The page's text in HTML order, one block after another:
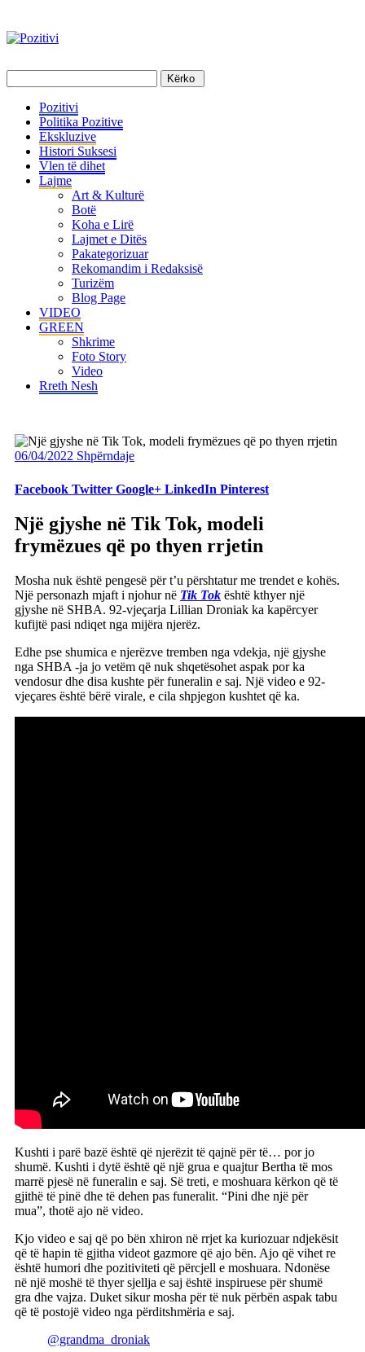
Pozitivi
Politika Pozitive
Ekskluzive
Histori Suksesi
Vlen të dihet
Lajme
Art & Kulturë
Botë
Koha e Lirë
Lajmet e Ditës
Pakategorizuar
Rekomandim i Redaksisë
Turizëm
Blog Page
VIDEO
GREEN
Shkrime
Foto Story
Video
Rreth Nesh
06/04/2022 Shpërndaje
Facebook Twitter Google+ LinkedIn Pinterest
Një gjyshe në Tik Tok, modeli
frymëzues që po thyen rrjetin
Mosha nuk është pengesë për t’u përshtatur me trendet e kohës.
Një personazh mjaft i njohur në Tik Tok është kthyer një
gjyshe në SHBA. 92-vjeçarja Lillian Droniak ka kapërcyer
kufijtë pasi ndiqet nga mijëra njerëz.
Edhe pse shumica e njerëzve tremben nga vdekja, një gjyshe
nga SHBA -ja jo vetëm që nuk shqetësohet aspak por ka
vendosur dhe disa kushte për funeralin e saj. Një video e 92-
vjeçares është bërë virale, e cila shpjegon kushtet që ka.
Kushti i parë bazë është që njerëzit të qajnë për të… por jo
shumë. Kushti i dytë është që një grua e quajtur Bertha të mos
marrë pjesë në funeralin e saj. Së treti, e moshuara kërkon që të
gjithë të pinë dhe të dehen pas funeralit. “Pini dhe një për
mua”, thotë ajo në video.
Kjo video e saj që po bën xhiron në rrjet ka kuriozuar ndjekësit
që të hapin të gjitha videot gazmore që ajo bën. Ajo që vihet re
është humori dhe pozitiviteti që përcjell e moshuara. Ndonëse
në një moshë të thyer sjellja e saj është inspiruese për shumë
gra dhe vajza. Duket sikur mosha për të nuk përbën aspak tabu
që të postojë video nga përditshmëria e saj.
@grandma_droniak